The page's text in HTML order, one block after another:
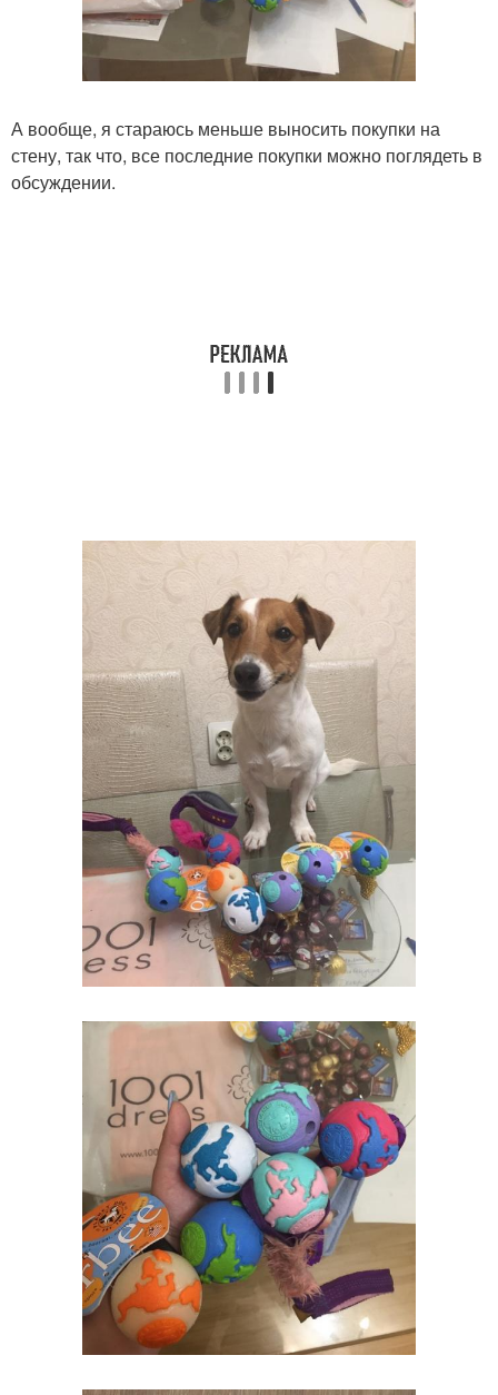
А вообще, я стараюсь меньше выносить покупки на
стену, так что, все последние покупки можно поглядеть в
обсуждении.